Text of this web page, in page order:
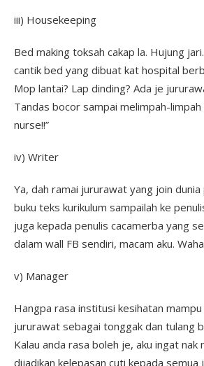
iii) Housekeeping
Bed making toksah cakap la. Hujung
cantik bed yang dibuat kat hospital
Mop lantai? Lap dinding? Ada je
Tandas bocor sampai melimpah-limpah
nurse!!”
iv) Writer
Ya, dah ramai jururawat yang join dunia
buku teks kurikulum sampailah ke
juga kepada penulis cacamerba yang
dalam wall FB sendiri, macam aku.
v) Manager
Hangpa rasa institusi kesihatan
jururawat sebagai tonggak dan tulang
Kalau anda rasa boleh je, aku ingat nak
dijadikan kelepasan cuti kepada